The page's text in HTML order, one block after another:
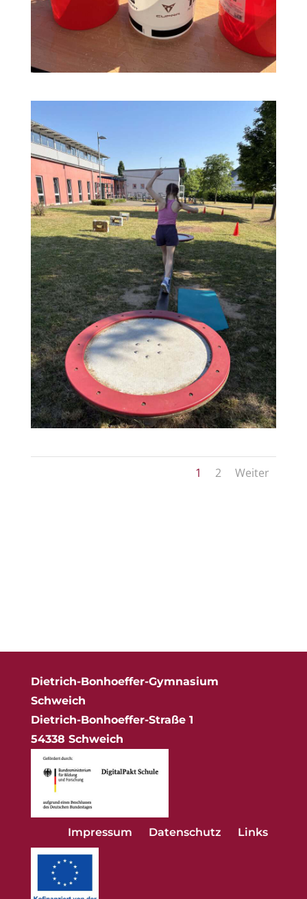
1 2 Weiter
Dietrich-Bonhoeffer-Gymnasium
Schweich
Dietrich-Bonhoeffer-Straße 1
54338 Schweich
Impressum Datenschutz Links